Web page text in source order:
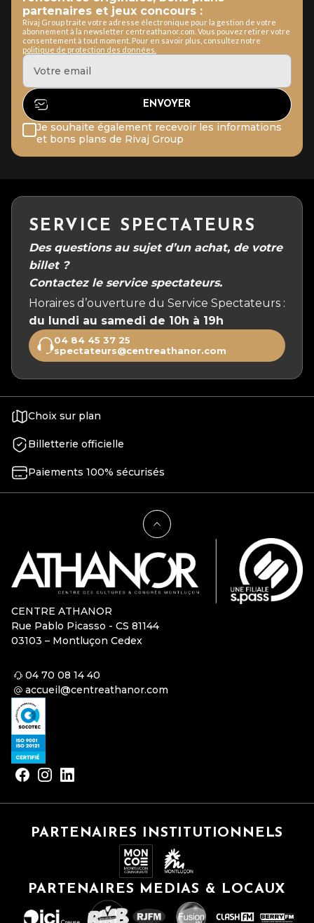
partenaires et jeux concours :
Rivaj Group traite votre adresse électronique pour la gestion de votre
abonnement à la newsletter centreathanor.com. Vous pouvez retirer votre
consentement à tout moment. Pour en savoir plus, consultez notre
politique de protection des données.
Je souhaite également recevoir les informations
et bons plans de Rivaj Group
SERVICE SPECTATEURS
Des questions au sujet d’un achat, de votre
billet ?
Contactez le service spectateurs.
Horaires d’ouverture du Service Spectateurs :
du lundi au samedi de 10h à 19h
04 84 45 37 25
spectateurs@centreathanor.com
Choix sur plan
Billetterie officielle
Paiements 100% sécurisés
CENTRE ATHANOR
Rue Pablo Picasso - CS 81144
03103 – Montluçon Cedex
04 70 08 14 40
accueil@centreathanor.com
PARTENAIRES INSTITUTIONNELS
PARTENAIRES MEDIAS & LOCAUX